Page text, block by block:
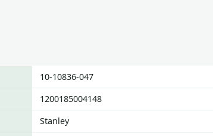
10-10836-047
1200185004148
Stanley